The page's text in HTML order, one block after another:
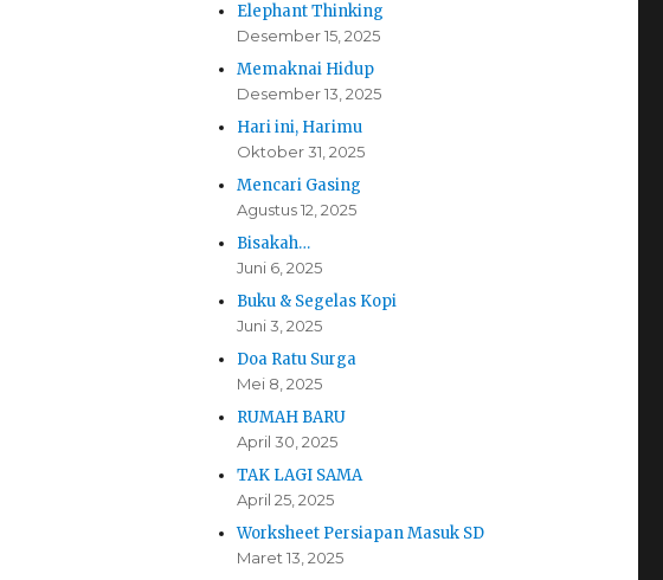
Elephant Thinking
Desember 15, 2025
Memaknai Hidup
Desember 13, 2025
Hari ini, Harimu
Oktober 31, 2025
Mencari Gasing
Agustus 12, 2025
Bisakah…
Juni 6, 2025
Buku & Segelas Kopi
Juni 3, 2025
Doa Ratu Surga
Mei 8, 2025
RUMAH BARU
April 30, 2025
TAK LAGI SAMA
April 25, 2025
Worksheet Persiapan Masuk SD
Maret 13, 2025